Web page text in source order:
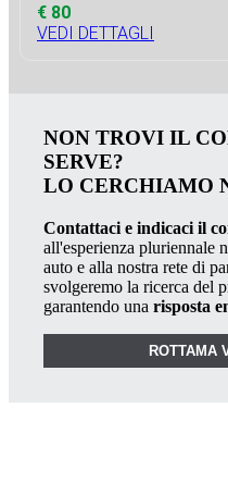
€ 80
VEDI DETTAGLI
NON TROVI IL
SERVE?
LO CERCHIAMO
Contattaci e indicaci il
all'esperienza pluriennale
auto e alla nostra rete di
svolgeremo la ricerca del
garantendo una risposta
ROTTAMA